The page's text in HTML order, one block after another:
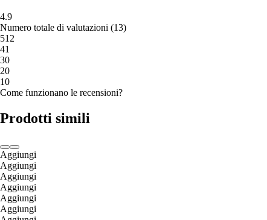
4.9
Numero totale di valutazioni (13)
512
41
30
20
10
Come funzionano le recensioni?
Prodotti simili
Aggiungi
Aggiungi
Aggiungi
Aggiungi
Aggiungi
Aggiungi